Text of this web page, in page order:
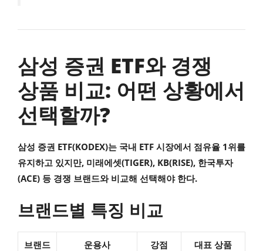
삼성 증권 ETF와 경쟁
상품 비교: 어떤 상황에서
선택할까?
삼성 증권 ETF(KODEX)는 국내 ETF 시장에서 점유율 1위를
유지하고 있지만, 미래에셋(TIGER), KB(RISE), 한국투자
(ACE) 등 경쟁 브랜드와 비교해 선택해야 한다.
브랜드별 특징 비교
브랜드 운용사 강점 대표 상품